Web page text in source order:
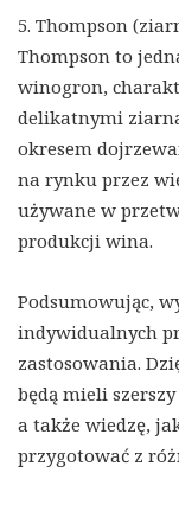
5. Thompson
Thompson to
winogron,
delikatnymi
okresem
na rynku przez
używane w
produkcji wina.
Podsumowując,
indywidualnych
zastosowania.
będą mieli
a także wiedzę,
przygotować z